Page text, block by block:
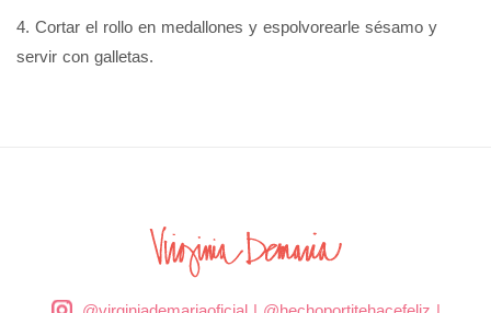
4. Cortar el rollo en medallones y espolvorearle sésamo y
servir con galletas.